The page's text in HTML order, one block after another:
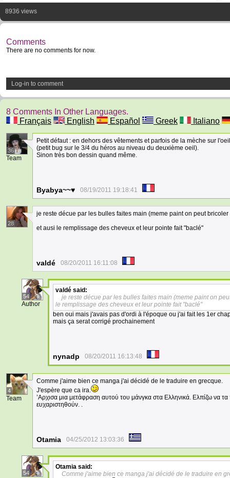
8936 views
Comments
There are no comments for now.
Log-in to comment
8 Comments In Other Languages.
Français
English Español Greek Italiano
36
Team
Petit défaut : en dehors des vêtements et parfois de la mèche sur
(petit bug sur le 3/4 du héros au niveau du deuxième oeil).
Sinon très bon dessin quand même.
Byabya~~♥ 08/19/2011 19:18:41
28
je reste décue par les bulles faites main (meme paint on peut
et ausi le remplissage des cheveux et leur pointe fait "baclé"
valdé 08/20/2011 16:11:08
54
Author
valdé said:
je reste décue par les bulles faites main (meme paint on
le remplissage des cheveux et leur pointe fait "baclé"
ben oui mais j'avais pas d'ordi à l'époque ou j'ai fait les 1er
mais ça serat corrigé prochainement
nynadp 08/20/2011 16:13:48
4
Team
Comme j'aime bien ce manga j'ai décidé de le traduire en grecque.
J'espère que ca ira.
’Αρχισα μια μετάφραση αυτού του μάνγκα στα Ελληνικά. Ελπίζω να
ευχαριστηθούν. .
Otamia 04/25/2012 13:03:36
54
Otamia said:
Comme j'aime bien ce manga j'ai décidé de le traduire en